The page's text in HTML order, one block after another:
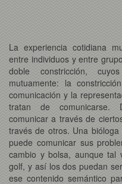
La experiencia cotidiana
entre individuos y entre
doble constricción,
mutuamente: la
comunicación y la
tratan de comunicarse.
comunicar a través de
través de otros. Una
puede comunicar sus
cambio y bolsa, aunque tal
golf, y así los dos puedan
ese contenido semántico